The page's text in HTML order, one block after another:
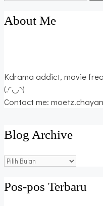
About Me
Kdrama addict, movie
(.◜◡◝)
Contact me:
Blog Archive
Blog
Pos-pos Terbaru